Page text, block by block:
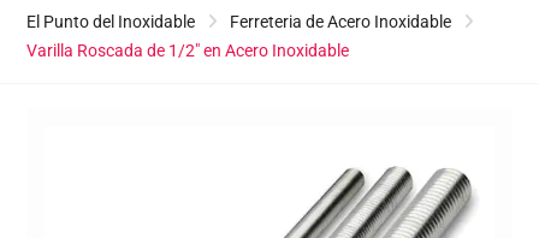
El Punto del Inoxidable
Ferreteria de Acero Inoxidable
Varilla Roscada de 1/2″ en Acero Inoxidable